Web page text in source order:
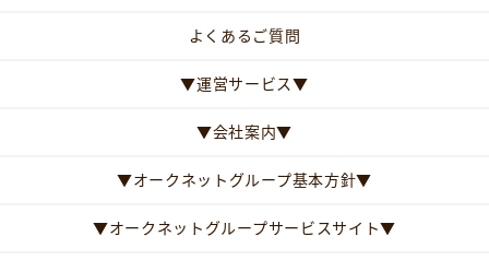
よくあるご質問
▼運営サービス▼
▼会社案内▼
▼オークネットグループ基本方針▼
▼オークネットグループサービスサイト▼